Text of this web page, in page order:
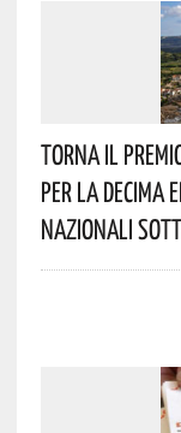
Torna Il
Per La Decima
Nazionali